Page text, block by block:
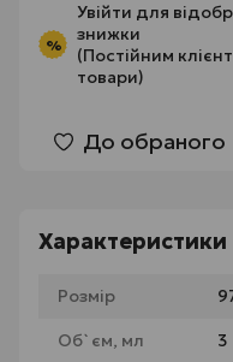
%
Увійти для
знижки
(Постійним
товари)
До обраного
Характеристики
Розмір
Об`єм, мл 3